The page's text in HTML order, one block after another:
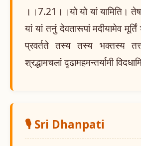
।।7.21।।यो यो यां यामिति।
यां यां तनुं देवतारूपां मदीयामेव मूर्तिं
प्रवर्तते तस्य तस्य भक्तस्य
श्रद्धामचलां दृढामहमन्तर्यामी
🎙️ Sri Dhanpati